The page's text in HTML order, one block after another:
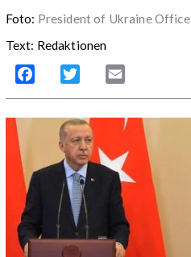
Foto: President of Ukraine Office
Text: Redaktionen
Facebook Twitter